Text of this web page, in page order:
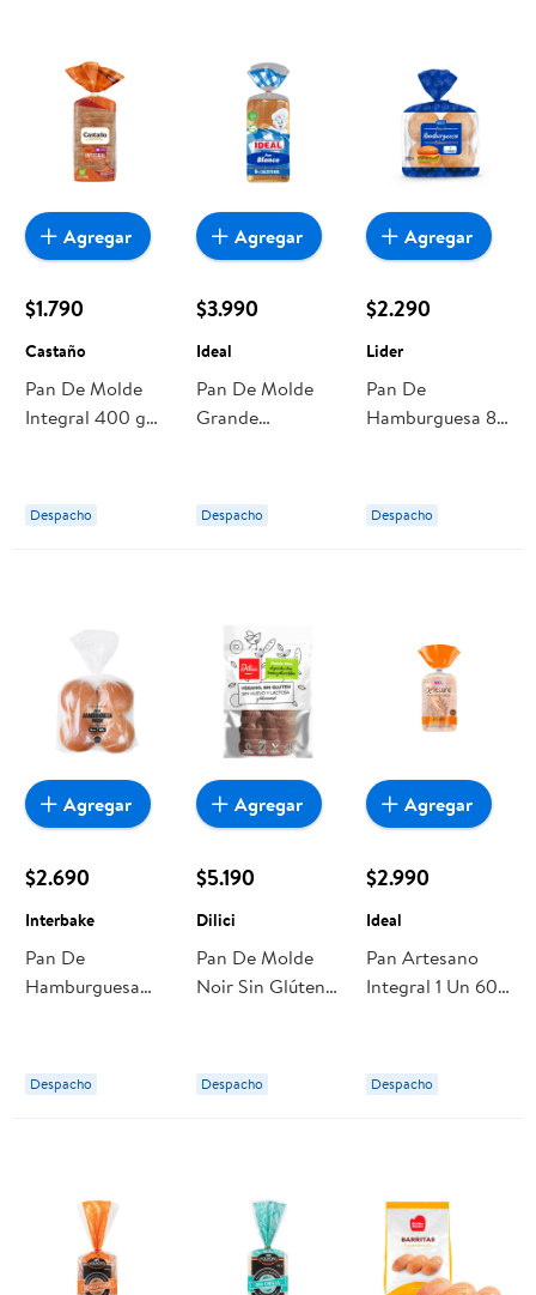
$1.790
Castaño
Pan De Molde
Integral 400 g
Despacho
Agregar
$3.990
Ideal
Pan De Molde
Grande
Despacho
Agregar
$2.290
Lider
Pan De
Hamburguesa 8
Despacho
Agregar
$2.690
Interbake
Pan De
Hamburguesa
Despacho
Agregar
$5.190
Dilici
Pan De Molde
Noir Sin Glúten 1
Despacho
Agregar
$2.990
Ideal
Pan Artesano
Integral 1 Un 600
Despacho
Agregar